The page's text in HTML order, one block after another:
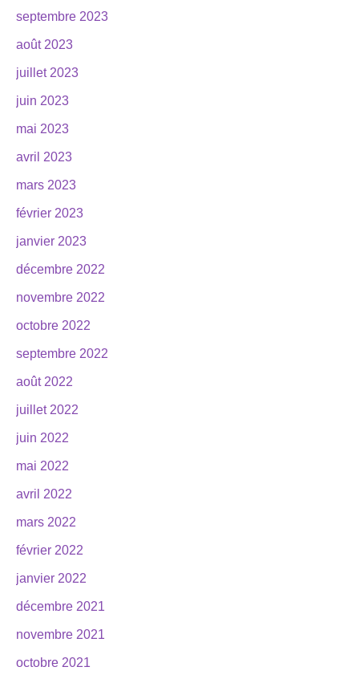
septembre 2023
août 2023
juillet 2023
juin 2023
mai 2023
avril 2023
mars 2023
février 2023
janvier 2023
décembre 2022
novembre 2022
octobre 2022
septembre 2022
août 2022
juillet 2022
juin 2022
mai 2022
avril 2022
mars 2022
février 2022
janvier 2022
décembre 2021
novembre 2021
octobre 2021